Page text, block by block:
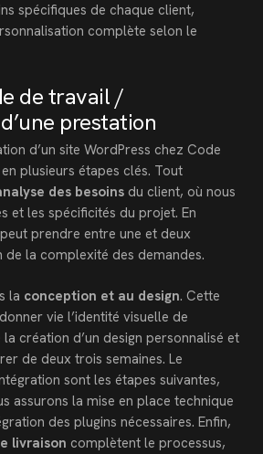
spécifiques de chaque client,
complète selon le
de travail /
prestation
d’un site WordPress chez Code
plusieurs étapes clés. Tout
des besoins du client, où nous
et les spécificités du projet. En
prendre entre une et deux
de la complexité des demandes.
la conception et au design. Cette
vie l’identité visuelle de
création d’un design personnalisé et
de deux trois semaines. Le
sont les étapes suivantes,
assurons la mise en place technique
des plugins nécessaires. Enfin,
livraison complètent le processus,